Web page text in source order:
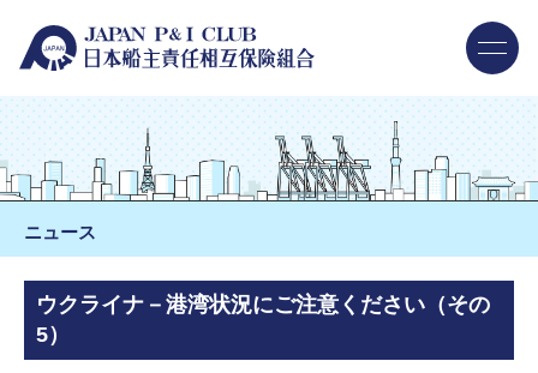
ニュース
ウクライナ－港湾状況にご注意ください（その
5）